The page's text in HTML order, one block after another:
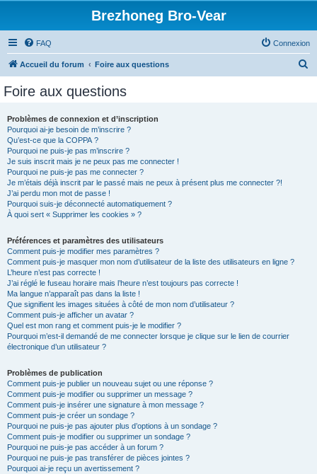
Brezhoneg Bro-Vear
FAQ Connexion
Accueil du forum Foire aux questions
Foire aux questions
Problèmes de connexion et d’inscription
Pourquoi ai-je besoin de m’inscrire ?
Qu’est-ce que la COPPA ?
Pourquoi ne puis-je pas m’inscrire ?
Je suis inscrit mais je ne peux pas me connecter !
Pourquoi ne puis-je pas me connecter ?
Je m’étais déjà inscrit par le passé mais ne peux à présent plus me connecter ?!
J’ai perdu mon mot de passe !
Pourquoi suis-je déconnecté automatiquement ?
À quoi sert « Supprimer les cookies » ?
Préférences et paramètres des utilisateurs
Comment puis-je modifier mes paramètres ?
Comment puis-je masquer mon nom d’utilisateur de la liste des utilisateurs en ligne ?
L’heure n’est pas correcte !
J’ai réglé le fuseau horaire mais l’heure n’est toujours pas correcte !
Ma langue n’apparaît pas dans la liste !
Que signifient les images situées à côté de mon nom d’utilisateur ?
Comment puis-je afficher un avatar ?
Quel est mon rang et comment puis-je le modifier ?
Pourquoi m’est-il demandé de me connecter lorsque je clique sur le lien de courrier
électronique d’un utilisateur ?
Problèmes de publication
Comment puis-je publier un nouveau sujet ou une réponse ?
Comment puis-je modifier ou supprimer un message ?
Comment puis-je insérer une signature à mon message ?
Comment puis-je créer un sondage ?
Pourquoi ne puis-je pas ajouter plus d’options à un sondage ?
Comment puis-je modifier ou supprimer un sondage ?
Pourquoi ne puis-je pas accéder à un forum ?
Pourquoi ne puis-je pas transférer de pièces jointes ?
Pourquoi ai-je reçu un avertissement ?